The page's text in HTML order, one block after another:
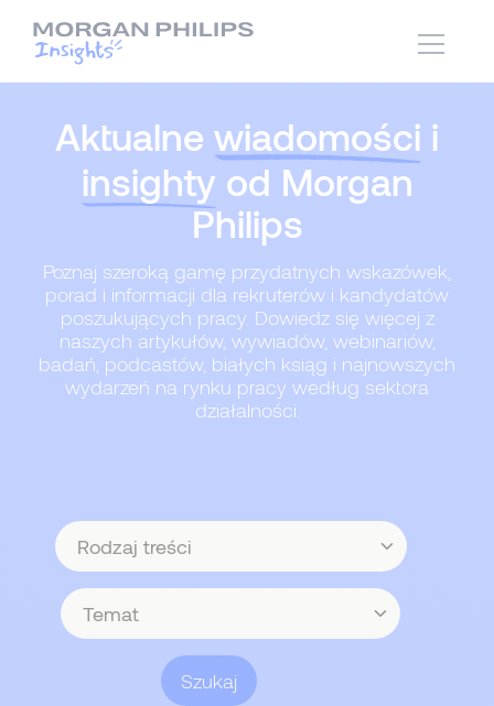
Aktualne wiadomości i
insighty od Morgan
Philips
Poznaj szeroką gamę przydatnych wskazówek,
porad i informacji dla rekruterów i kandydatów
poszukujących pracy. Dowiedz się więcej z
naszych artykułów, wywiadów, webinariów,
badań, podcastów, białych ksiąg i najnowszych
wydarzeń na rynku pracy według sektora
działalności.
Rodzaj
treści
Temat
Szukaj